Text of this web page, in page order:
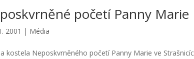
početí Panny Marie
2001 | Média
kostela Neposkvrněného početí Panny Marie ve